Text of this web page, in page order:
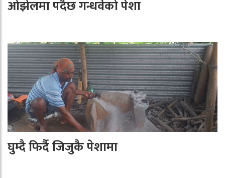
ओझेलमा पर्दैछ गन्धर्वको पेशा
घुम्दै फिर्दै जिजुकै पेशामा